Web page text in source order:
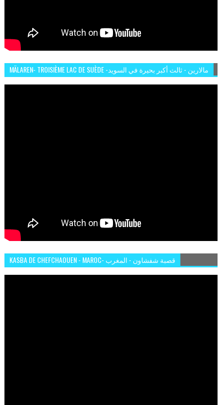
MÄLAREN- TROISIÈME LAC DE SUÈDE -مالارين - ثالث أكبر بحيرة في السويد
KASBA DE CHEFCHAOUEN - MAROC- قصبة شفشاون - المغرب